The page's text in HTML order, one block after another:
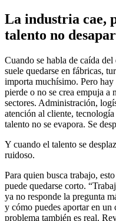
La industria cae,
talento no
Cuando se habla de caída
suele quedarse en fábricas,
importa muchísimo. Pero hay
pierde o no se crea empuja a
sectores. Administración,
atención al cliente,
talento no se evapora. Se
Y cuando el talento se
ruidoso.
Para quien busca trabajo,
puede quedarse corto.
ya no responde la pregunta
y cómo puedes aportar en
problema también es real.